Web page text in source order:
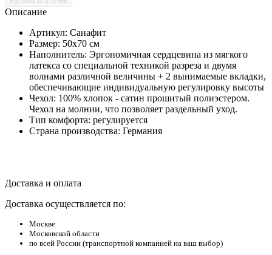
Описание
Артикул: Санафит
Размер: 50х70 см
Наполнитель: Эргономичная сердцевина из мягкого
латекса со специальной техникой разреза и двумя
волнами различной величины + 2 вынимаемые вкладки,
обеспечивающие индивидуальную регулировку высоты
Чехол: 100% хлопок - сатин прошитый полиэстером.
Чехол на молнии, что позволяет раздельный уход.
Тип комфорта: регулируется
Страна производства: Германия
Доставка и оплата
Доставка осуществляется по:
Москве
Московской области
по всей России (транспортной компанией на ваш выбор)